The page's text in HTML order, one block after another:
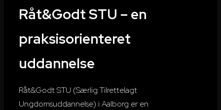
Råt&Godt STU – en
praksisorienteret
uddannelse
Råt&GodtSTU (Særlig Tilrettelagt
Ungdomsuddannelse) i Aalborg er en